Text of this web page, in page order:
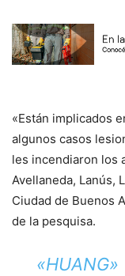
«Están implicados
algunos casos
les incendiaron los
Avellaneda, Lanús,
Ciudad de Buenos
de la pesquisa.
«HUANG»